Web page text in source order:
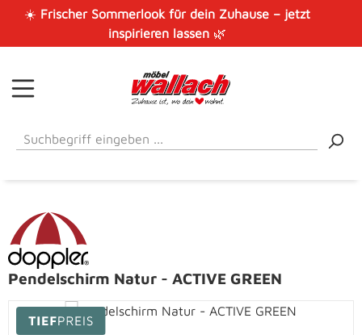
Zum Hauptinhalt springen
☀️ Frischer Sommerlook für dein Zuhause – jetzt
inspirieren lassen🌿
Bildergalerie überspringen
Pendelschirm Natur - ACTIVE GREEN